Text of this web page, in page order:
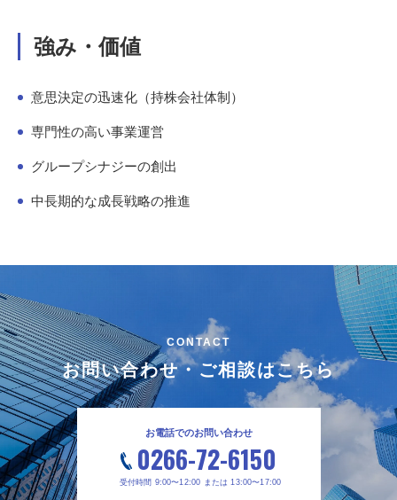
強み・価値
意思決定の迅速化（持株会社体制）
専門性の高い事業運営
グループシナジーの創出
中長期的な成長戦略の推進
CONTACT
お問い合わせ・ご相談はこちら
お電話でのお問い合わせ
0266-72-6150
受付時間 9:00〜12:00 または 13:00〜17:00